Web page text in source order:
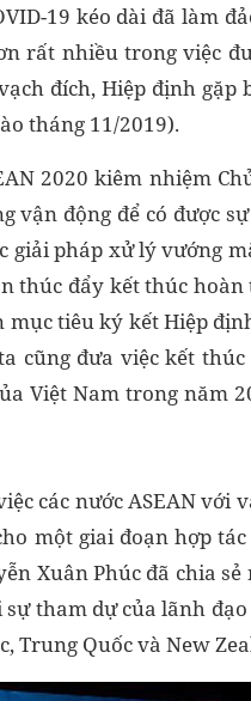
19 kéo dài đã làm
rất nhiều trong việc
đích, Hiệp định gặp
tháng 11/2019).
2020 kiêm nhiệm
vận động để có được
giải pháp xử lý vướng
thúc đẩy kết thúc
tiêu ký kết Hiệp
cũng đưa việc kết
Việt Nam trong năm
các nước ASEAN với
một giai đoạn hợp
Xuân Phúc đã chia sẻ
tham dự của lãnh đạo
Trung Quốc và New